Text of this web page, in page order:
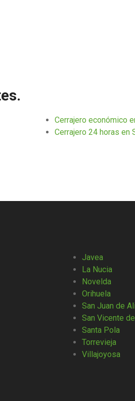
Cerrajero económico
Cerrajero 24 horas en
Javea
La Nucia
Novelda
Orihuela
San Juan de
San Vicente
Santa Pola
Torrevieja
Villajoyosa